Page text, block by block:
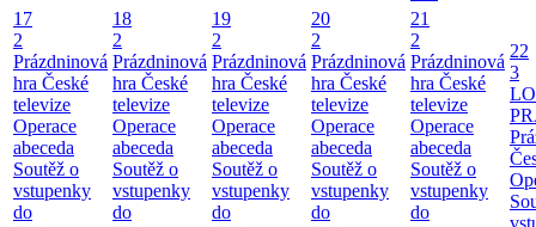
17
2
Prázdninová
hra České
televize
Operace
abeceda
Soutěž o
vstupenky
do
18
2
Prázdninová
hra České
televize
Operace
abeceda
Soutěž o
vstupenky
do
19
2
Prázdninová
hra České
televize
Operace
abeceda
Soutěž o
vstupenky
do
20
2
Prázdninová
hra České
televize
Operace
abeceda
Soutěž o
vstupenky
do
21
2
Prázdninová
hra České
televize
Operace
abeceda
Soutěž o
vstupenky
do
22
3